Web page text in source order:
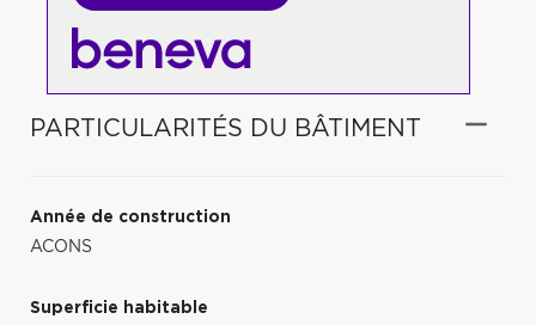
PARTICULARITÉS DU BÂTIMENT
Année de construction
ACONS
Superficie habitable